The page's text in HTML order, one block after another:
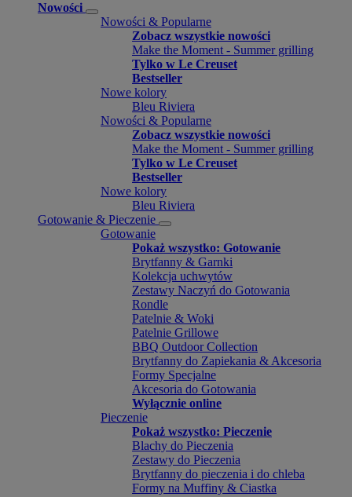
Nowości
Nowości & Popularne
Zobacz wszystkie nowości
Make the Moment - Summer grilling
Tylko w Le Creuset
Bestseller
Nowe kolory
Bleu Riviera
Nowości & Popularne
Zobacz wszystkie nowości
Make the Moment - Summer grilling
Tylko w Le Creuset
Bestseller
Nowe kolory
Bleu Riviera
Gotowanie & Pieczenie
Gotowanie
Pokaż wszystko: Gotowanie
Brytfanny & Garnki
Kolekcja uchwytów
Zestawy Naczyń do Gotowania
Rondle
Patelnie & Woki
Patelnie Grillowe
BBQ Outdoor Collection
Brytfanny do Zapiekania & Akcesoria
Formy Specjalne
Akcesoria do Gotowania
Wyłącznie online
Pieczenie
Pokaż wszystko: Pieczenie
Blachy do Pieczenia
Zestawy do Pieczenia
Brytfanny do pieczenia i do chleba
Formy na Muffiny & Ciastka